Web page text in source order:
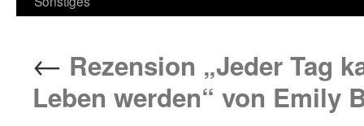
← Rezension „Jeder Tag
Leben werden“ von Emily